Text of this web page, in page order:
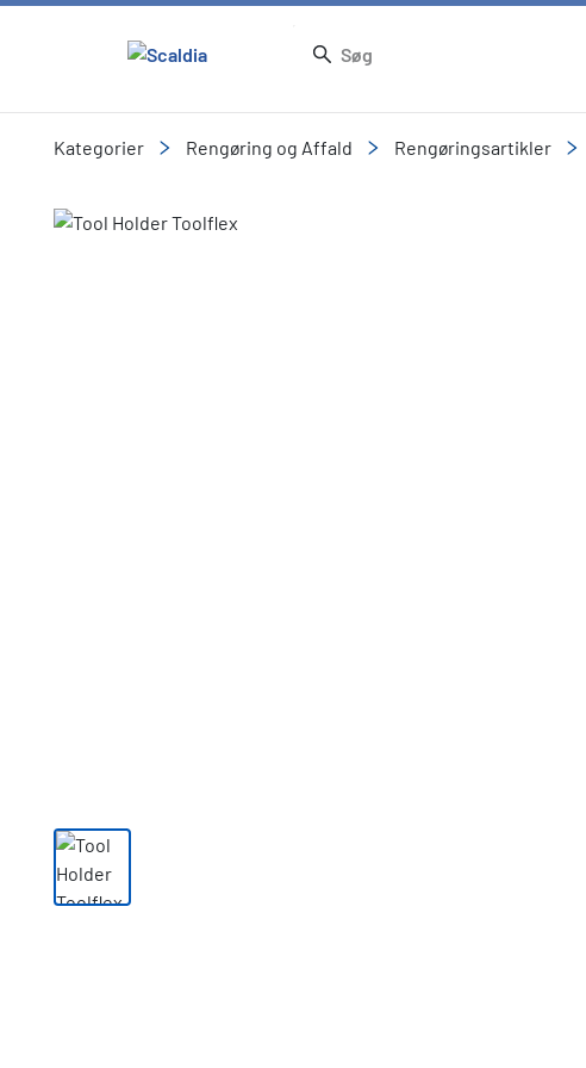
Kategorier Rengøring og Affald Rengøringsartikler
Slide 1 of 1